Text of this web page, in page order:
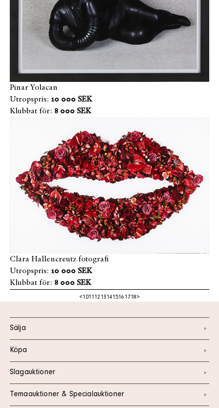
Pinar Yolacan
Utropspris: 10 000 SEK
Klubbat för: 8 000 SEK
Clara Hallencreutz fotografi
Utropspris: 10 000 SEK
Klubbat för: 8 000 SEK
<1011 12 13141516 1718>
Sälja
Köpa
Slagauktioner
Temaauktioner & Specialauktioner